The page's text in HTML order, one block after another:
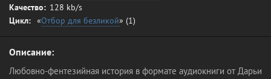
Качество: 128 kb/s
Цикл: «Отбор для безликой» (1)
Описание:
Любовно-фентезийная история в формате аудиокниги от Дарьи